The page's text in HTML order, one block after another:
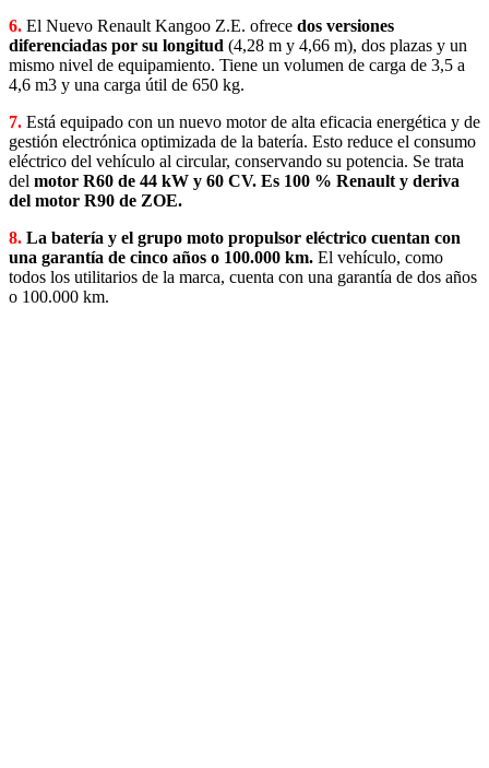
6. El Nuevo Renault Kangoo Z.E. ofrece dos versiones
diferenciadas por su longitud (4,28 m y 4,66 m), dos plazas y un
mismo nivel de equipamiento. Tiene un volumen de carga de 3,5 a
4,6 m3 y una carga útil de 650 kg.
7. Está equipado con un nuevo motor de alta eficacia energética y de
gestión electrónica optimizada de la batería. Esto reduce el consumo
eléctrico del vehículo al circular, conservando su potencia. Se trata
del motor R60 de 44 kW y 60 CV. Es 100 % Renault y deriva
del motor R90 de ZOE.
8. La batería y el grupo moto propulsor eléctrico cuentan con
una garantía de cinco años o 100.000 km. El vehículo, como
todos los utilitarios de la marca, cuenta con una garantía de dos años
o 100.000 km.